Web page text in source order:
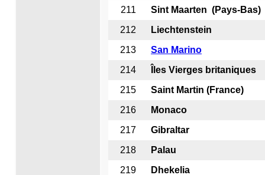
211
Sint Maarten (Pays-Bas)
212
Liechtenstein
213
San Marino
214
Îles Vierges britaniques
215
Saint Martin (France)
216
Monaco
217
Gibraltar
218
Palau
219
Dhekelia